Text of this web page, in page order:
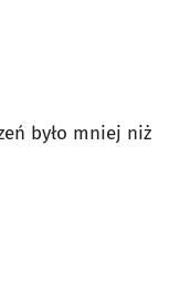
było mniej niż